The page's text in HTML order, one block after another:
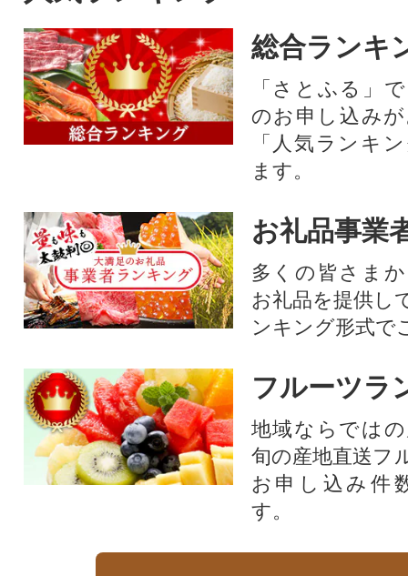
総合ランキ
「さとふる」
のお申し込み
「人気ランキ
ます。
お礼品事業
多くの皆さま
お礼品を提供し
ンキング形式で
フルーツラ
地域ならでは
旬の産地直送フ
お申し込み件
す。